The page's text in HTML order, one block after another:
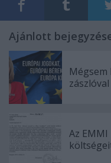
Ajánlott
Mégsem
zászlóval
Az